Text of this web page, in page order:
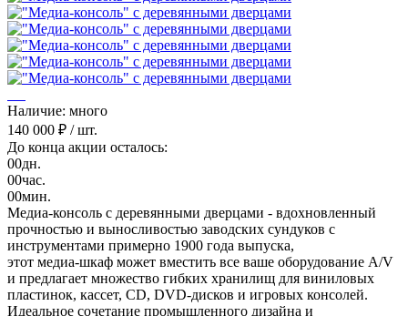
Наличие: много
140 000 ₽ / шт.
До конца акции осталось:
00дн.
00час.
00мин.
Медиа-консоль с деревянными дверцами - вдохновленный
прочностью и выносливостью заводских сундуков с
инструментами примерно 1900 года выпуска,
этот медиа-шкаф может вместить все ваше оборудование A/V
и предлагает множество гибких хранилищ для виниловых
пластинок, кассет, CD, DVD-дисков и игровых консолей.
Идеальное сочетание промышленного дизайна и